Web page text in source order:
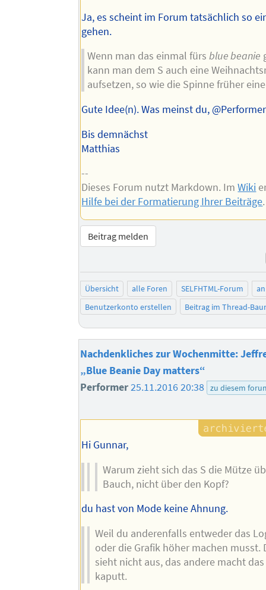
Ja, es scheint im Forum tatsächlich so
gehen.
Wenn man das einmal fürsblue beanie
kann man dem S auch eine
aufsetzen, so wie die Spinne früher
Gute Idee(n). Was meinst du,
Bis demnächst
Matthias
--
Dieses Forum nutzt Markdown. ImWiki
Hilfe bei der Formatierung Ihrer Beiträge.
Beitrag melden
Übersicht alle Foren SELFHTML-Forum
Benutzerkonto erstellen
Beitrag im Thread-
Nachdenkliches zur Wochenmitte:
„Blue Beanie Day matters“
Performer25.11.2016 20:38 zu diesem
Hi Gunnar,
Warum zieht sich das S die Mütze
Bauch, nicht über den Kopf?
du hast von Mode keine Ahnung.
Weil du anderenfalls entweder das
oder die Grafik höher machen musst.
sieht nicht aus, das andere macht
kaputt.